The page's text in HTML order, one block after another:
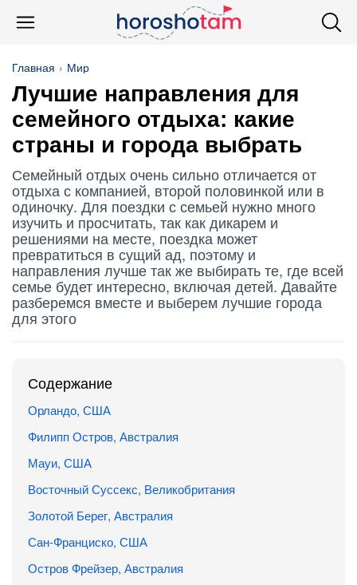
Главная Мир
Лучшие направления для
семейного отдыха: какие
страны и города выбрать
Семейный отдых очень сильно отличается от
отдыха с компанией, второй половинкой или в
одиночку. Для поездки с семьей нужно много
изучить и просчитать, так как дикарем и
решениями на месте, поездка может
превратиться в сущий ад, поэтому и
направления лучше так же выбирать те, где всей
семье будет интересно, включая детей. Давайте
разберемся вместе и выберем лучшие города
для этого
Содержание
Орландо, США
Филипп Остров, Австралия
Мауи, США
Восточный Суссекс, Великобритания
Золотой Берег, Австралия
Сан-Франциско, США
Остров Фрейзер, Австралия